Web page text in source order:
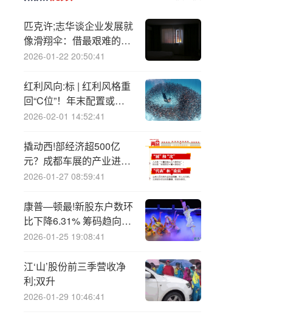
匹克许;志华谈企业发展就
像滑翔伞：借最艰难的逆
风攀登，换前所未有的腾
2026-01-22 20:50:41
红利风向:标 | 红利风格重
回“C位”！年末配置或正
当时
2026-02-01 14:52:41
撬动西!部经济超500亿
元？成都车展的产业进化
逻辑
2026-01-27 08:59:41
康普—顿最!新股东户数环
比下降6.31% 筹码趋向集
中
2026-01-25 19:08:41
江‘山’股份前三季营收净
利;双升
2026-01-29 10:46:41